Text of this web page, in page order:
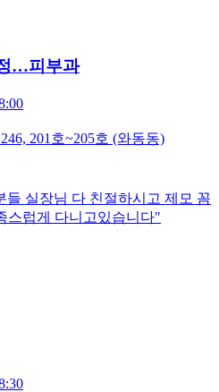
…피부과
201호~205호 (와동동)
들 실장님 다 친절하시고 제모 꼼
스럽게 다니고있습니다"